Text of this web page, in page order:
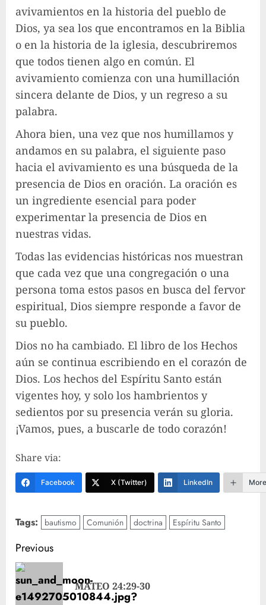
avivamientos en la historia del pueblo de
Dios, ya sea los que encontramos en la Biblia
o en la historia de la iglesia, descubriremos
que todos tienen algo en común. El
avivamiento comienza con una humillación
sincera delante de Dios, y un regreso a su
palabra.
Ahora bien, una vez que nos humillamos y
andamos en su palabra, el siguiente paso
hacia el avivamiento es una búsqueda de la
presencia de Dios en oración. La oración es
un ingrediente esencial para poder
experimentar la presencia de Dios en
nuestras vidas.
Todas las evidencias históricas nos muestran
que cada vez que una congregación o una
persona toma estos pasos en busca del fervor
espiritual, Dios siempre responde a favor de
su pueblo.
Dios no ha cambiado. El libro de los Hechos
aún se continua escribiendo en el corazón de
Dios. Los hechos del Espíritu Santo están
vigentes hoy, y solo los hambrientos y
sedientos por su presencia verán su gloria.
¡Vamos, pues, a buscarle de todo corazón!
Share via:
Facebook X (Twitter) LinkedIn More
Tags: bautismo Comunión doctrina Espíritu Santo
Post
navigation
Previous
MATEO 24:29-30